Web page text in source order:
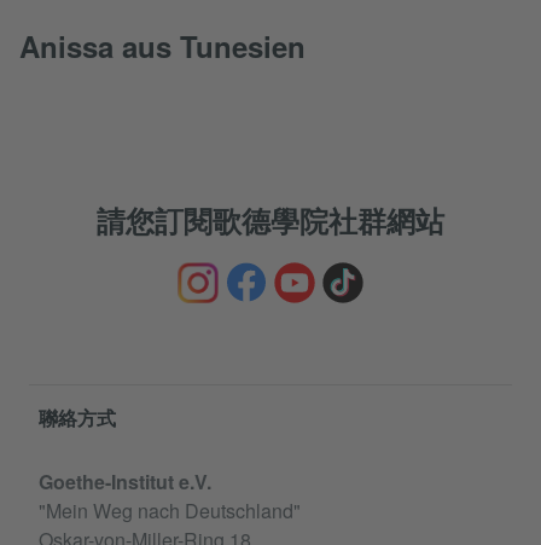
Anissa aus Tunesien
請您訂閱歌德學院社群網站
Information and services
聯絡方式
Goethe-Institut e.V.
"Mein Weg nach Deutschland"
Oskar-von-Miller-Ring 18